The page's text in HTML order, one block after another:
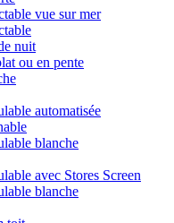
vue sur mer
nuit
ou en pente
automatisée
blanche
avec Stores Screen
blanche